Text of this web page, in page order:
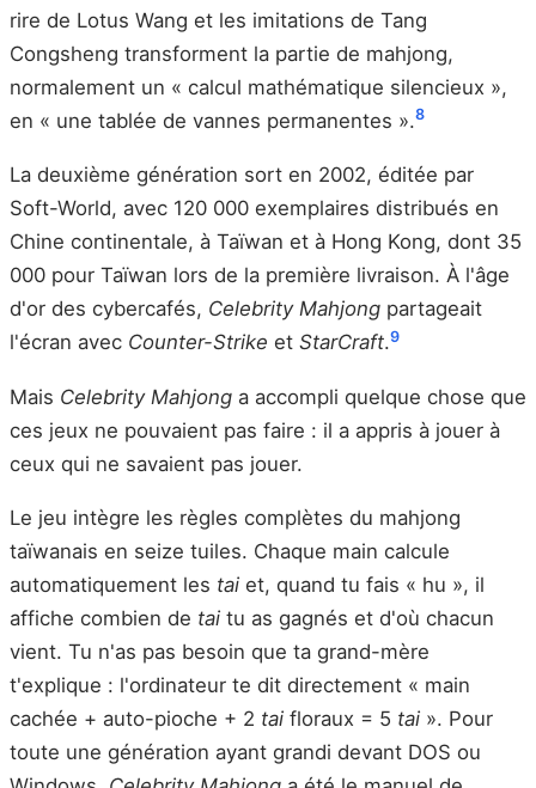
rire de Lotus Wang et les imitations de Tang
Congsheng transforment la partie de mahjong,
normalement un « calcul mathématique silencieux »,
en « une tablée de vannes permanentes ».8
La deuxième génération sort en 2002, éditée par
Soft-World, avec 120 000 exemplaires distribués en
Chine continentale, à Taïwan et à Hong Kong, dont 35
000 pour Taïwan lors de la première livraison. À l'âge
d'or des cybercafés, Celebrity Mahjong partageait
l'écran avec Counter-Strike et StarCraft.9
Mais Celebrity Mahjong a accompli quelque chose que
ces jeux ne pouvaient pas faire : il a appris à jouer à
ceux qui ne savaient pas jouer.
Le jeu intègre les règles complètes du mahjong
taïwanais en seize tuiles. Chaque main calcule
automatiquement les tai et, quand tu fais « hu », il
affiche combien de tai tu as gagnés et d'où chacun
vient. Tu n'as pas besoin que ta grand-mère
t'explique : l'ordinateur te dit directement « main
cachée + auto-pioche + 2 tai floraux = 5 tai ». Pour
toute une génération ayant grandi devant DOS ou